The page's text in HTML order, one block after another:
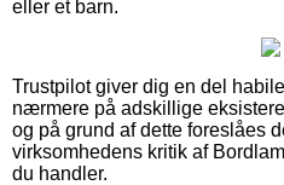
eller et barn.
Trustpilot giver dig en del
nærmere på adskillige
og på grund af dette foreslåes
virksomhedens kritik af
du handler.